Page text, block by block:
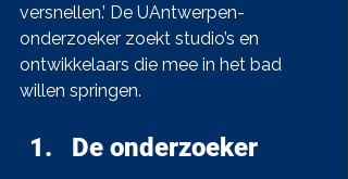
versnellen.’ De UAntwerpen-
onderzoeker zoekt studio’s en
ontwikkelaars die mee in het bad
willen springen.
De onderzoeker